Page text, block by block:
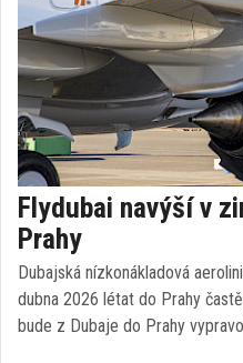
Flydubai navýší v
Prahy
Dubajská nízkonákladová
dubna 2026 létat do Prahy
bude z Dubaje do Prahy